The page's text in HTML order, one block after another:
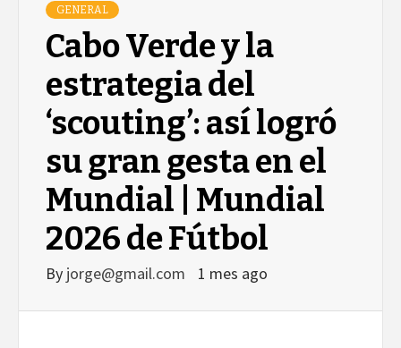
GENERAL
Cabo Verde y la
estrategia del
‘scouting’: así logró
su gran gesta en el
Mundial | Mundial
2026 de Fútbol
By jorge@gmail.com 1 mes ago